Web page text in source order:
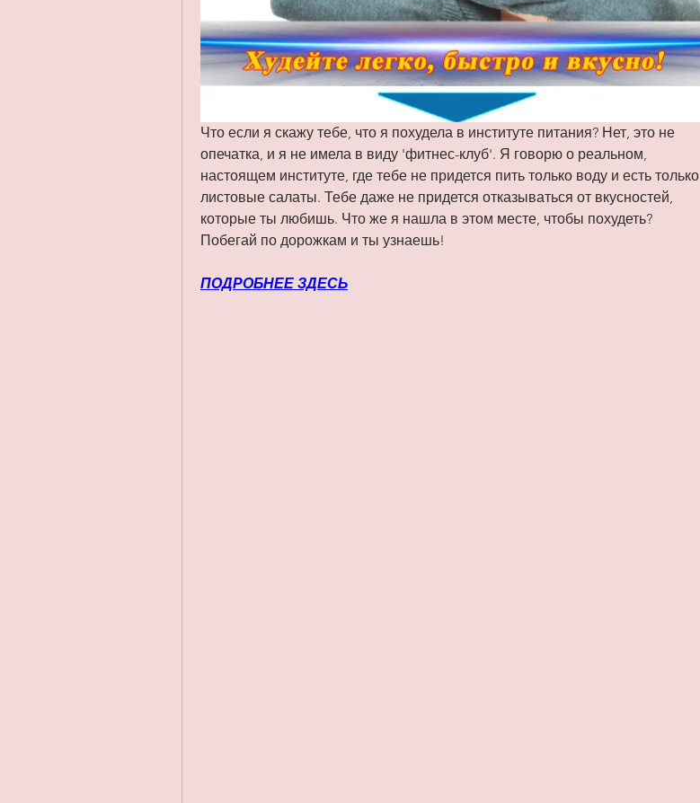
Что если я скажу тебе, что я похудела в институте питания? Нет, это не
опечатка, и я не имела в виду 'фитнес-клуб'. Я говорю о реальном,
настоящем институте, где тебе не придется пить только воду и есть только
листовые салаты. Тебе даже не придется отказываться от вкусностей,
которые ты любишь. Что же я нашла в этом месте, чтобы похудеть?
Побегай по дорожкам и ты узнаешь!
ПОДРОБНЕЕ ЗДЕСЬ